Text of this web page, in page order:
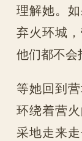
理解她。
弃火环城
他们都不会
等她回到
环绕着营
采地走来